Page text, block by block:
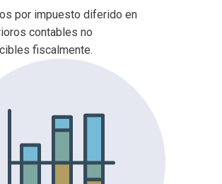
por impuesto diferido en
contables no
fiscalmente.